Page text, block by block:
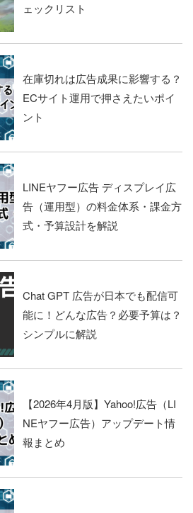
ェックリスト
在庫切れは広告成果に影響する？
ECサイト運用で押さえたいポイ
ント
LINEヤフー広告 ディスプレイ広
告（運用型）の料金体系・課金方
式・予算設計を解説
Chat GPT 広告が日本でも配信可
能に！どんな広告？必要予算は？
シンプルに解説
【2026年4月版】Yahoo!広告（LI
NEヤフー広告）アップデート情
報まとめ